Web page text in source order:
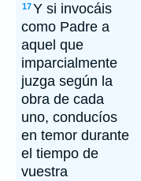
17Y si invocáis
como Padre a
aquel que
imparcialmente
juzga según la
obra de cada
uno, conducíos
en temor durante
el tiempo de
vuestra